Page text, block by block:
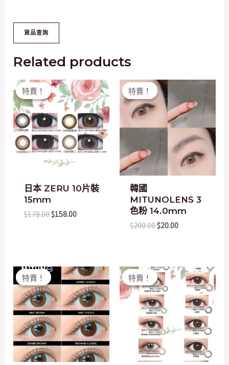
Related products
特賣！
特賣！
日本 ZERU 10片裝
15mm
$178.00
Original
price
was:
$178.00.
$158.00
Current
price
is:
$158.00.
特賣！
特賣！
韓國
MITUNOLENS 3
色粉 14.0mm
$200.00
Original
price
was:
$200.00.
$20.00
Current
is:
$20.00.
特賣！
特賣！
Original
price
was:
$200.00.
Current
price
is:
$50.00.
特賣！
特賣！
Original
price
was:
$158.00.
Current
price
is:
$100.00.